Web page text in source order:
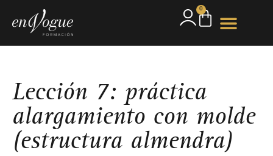
0
Lección 7: práctica
alargamiento con molde
(estructura almendra)